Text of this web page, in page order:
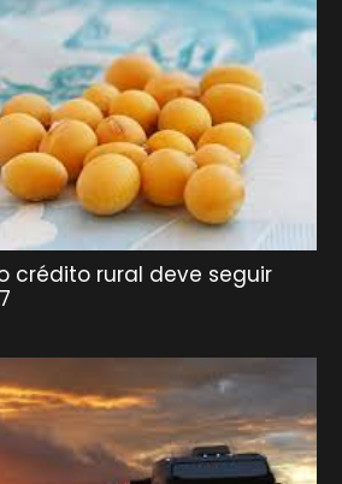
crédito rural deve seguir